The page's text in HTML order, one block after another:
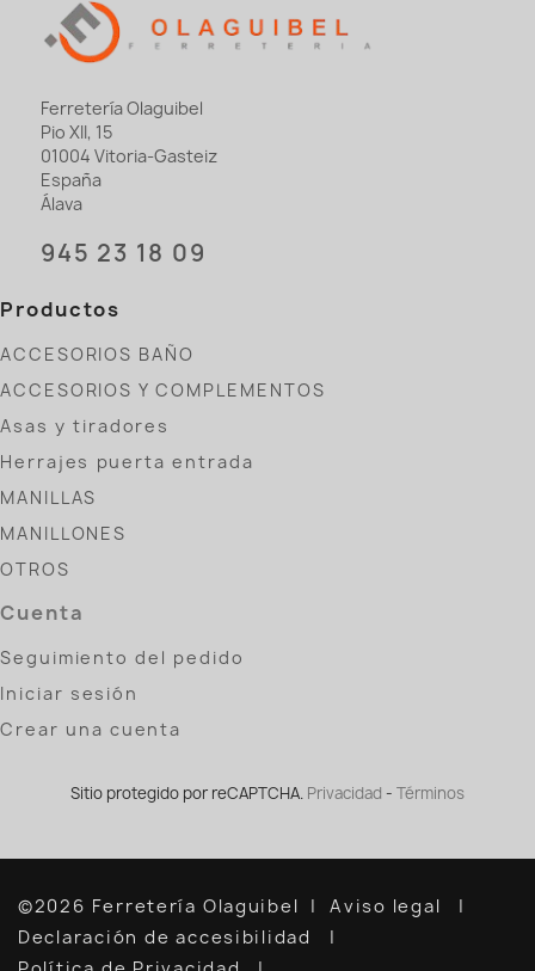
Ferretería Olaguibel
Pio XII, 15
01004 Vitoria-Gasteiz
España
Álava
945 23 18 09
Productos
ACCESORIOS BAÑO
ACCESORIOS Y COMPLEMENTOS
Asas y tiradores
Herrajes puerta entrada
MANILLAS
MANILLONES
OTROS
Cuenta
Seguimiento del pedido
Iniciar sesión
Crear una cuenta
Sitio protegido por reCAPTCHA. Privacidad - Términos
©2026 Ferretería Olaguibel
Aviso legal
Declaración de accesibilidad